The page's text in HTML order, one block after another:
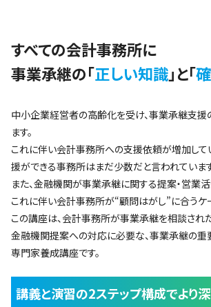
すべての会計事務所に
事業承継の「正しい知識」と「
中小企業経営者の高齢化を受け、事業承継支援
ます。
これに伴い会計事務所への支援依頼が増加して
援ができる事務所はまだ少数だと言われています
また、金融機関が事業承継に関する提案・営業活
これに伴い会計事務所が“顧問はがし”に合うケ
この講座は、会計事務所が事業承継を相談され
金融機関提案への対応に必要な、事業承継の重
専門家養成講座です。
講義と演習の2ステップ構成でより